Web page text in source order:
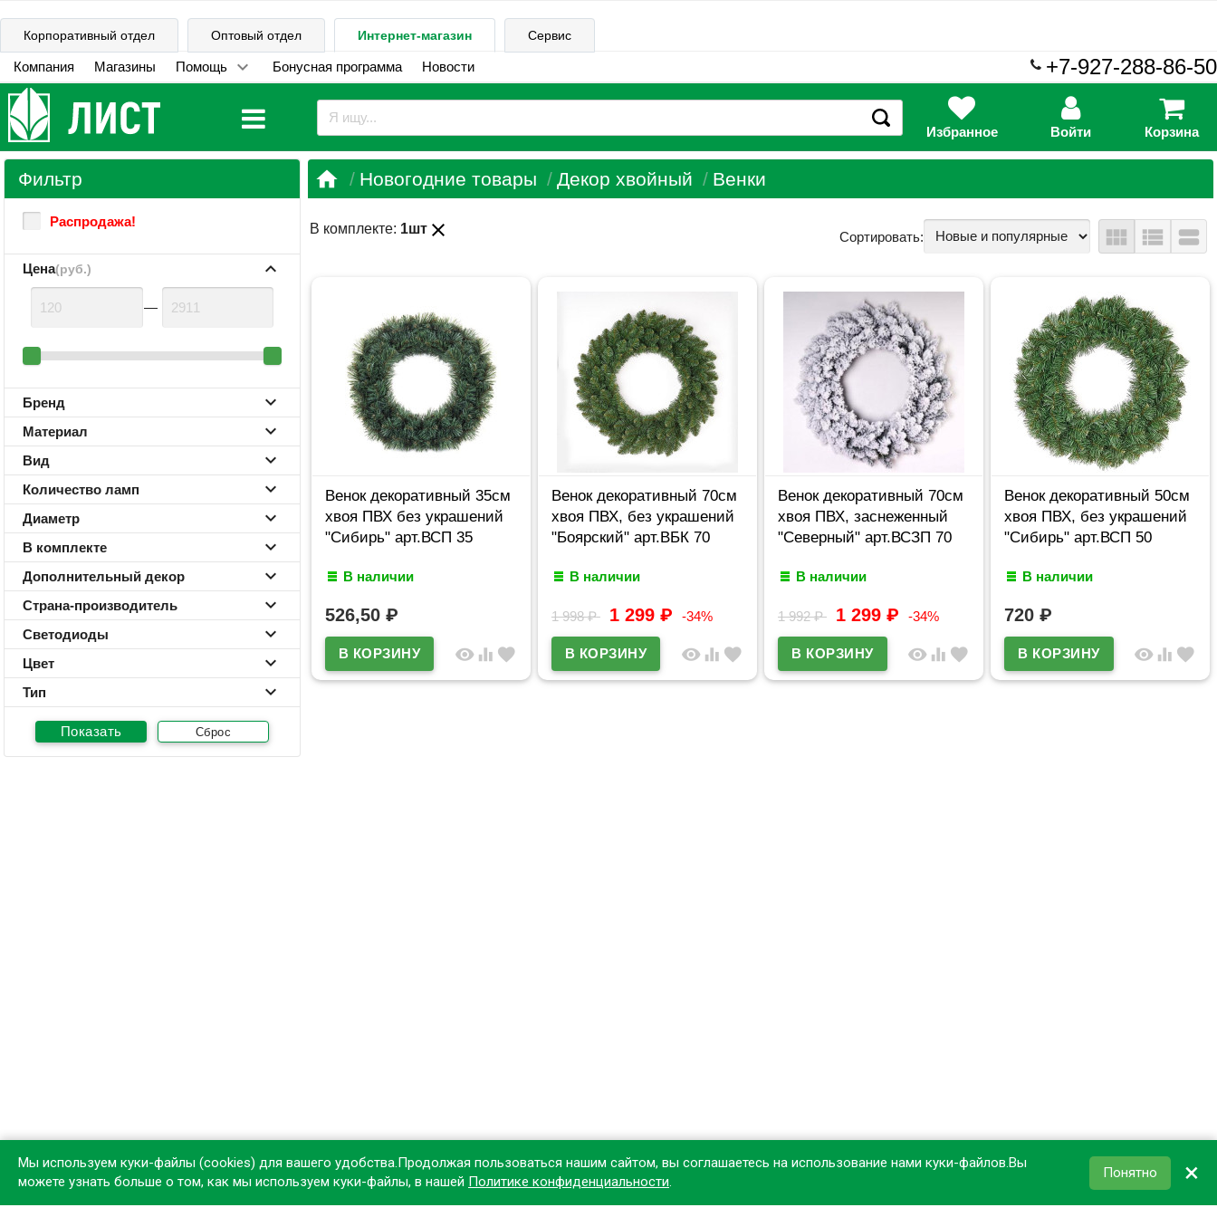
Корпоративный отдел Оптовый отдел Интернет-магазин Сервис
Компания Магазины Помощь Бонусная программа Новости +7-927-288-86-50
Избранное Войти Корзина
Фильтр
Распродажа!
Цена(руб.)
—
Бренд
Материал
Вид
Количество ламп
Диаметр
В комплекте
Дополнительный декор
Страна-производитель
Светодиоды
Цвет
Тип
Сброс
 Новогодние товары Декор хвойный Венки
В комплекте: 1шт close Сортировать: view_module view_list view_stream
Венок декоративный 35см
хвоя ПВХ без украшений
"Сибирь" арт.ВСП 35
В наличии
526,50 ₽
visibility equalizer favorite
Венок декоративный 70см
хвоя ПВХ, без украшений
"Боярский" арт.ВБК 70
В наличии
1 998₽ 1 299 ₽ -34%
visibility equalizer favorite
Венок декоративный 70см
хвоя ПВХ, заснеженный
"Северный" арт.ВСЗП 70
В наличии
1 992₽ 1 299 ₽ -34%
visibility equalizer favorite
Венок декоративный 50см
хвоя ПВХ, без украшений
"Сибирь" арт.ВСП 50
В наличии
720₽
visibility equalizer favorite
Установите наше приложение, чтобы делать покупки удобнее!
Мы используем куки-файлы (cookies) для вашего удобства.Продолжая пользоваться нашим сайтом, вы соглашаетесь на использование нами куки-файлов.Вы
можете узнать больше о том, как мы используем куки-файлы, в нашей Политике конфиденциальности.
Понятно ×